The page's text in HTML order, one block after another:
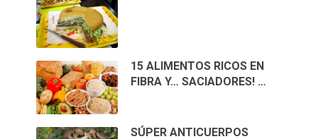
15 ALIMENTOS RICOS EN
FIBRA Y… SACIADORES! …
SÚPER ANTICUERPOS